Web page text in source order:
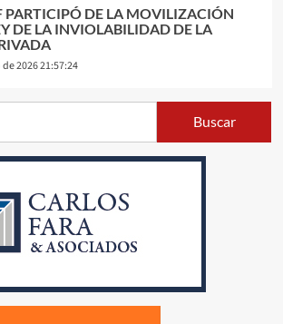
PARTICIPÓ DE LA MOVILIZACIÓN
DE LA INVIOLABILIDAD DE LA
2026 21:57:24